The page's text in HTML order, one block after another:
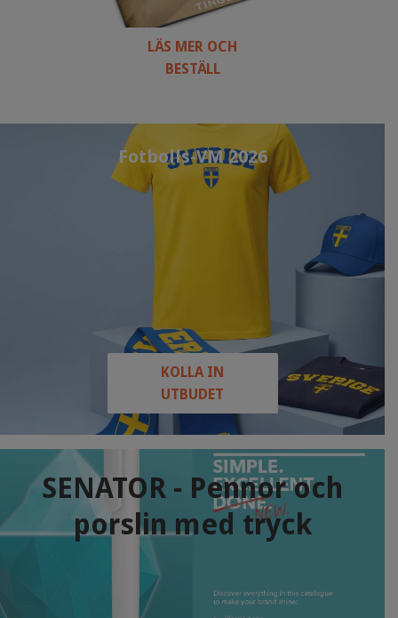
LÄS MER OCH
BESTÄLL
Fotbolls-VM 2026
KOLLA IN
UTBUDET
SENATOR - Pennor och
porslin med tryck